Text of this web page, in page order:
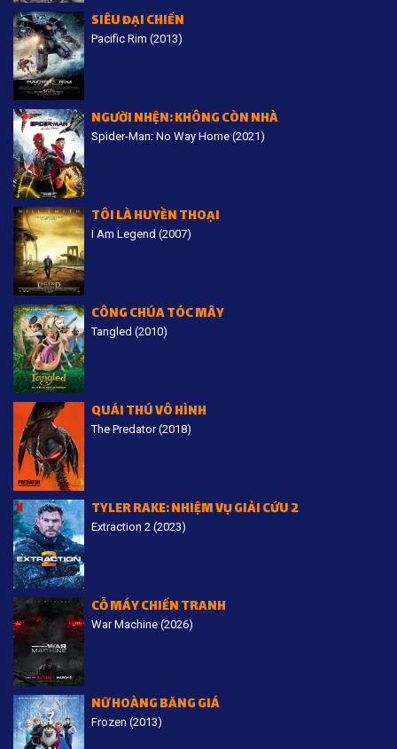
SIÊU ĐẠI CHIẾN
Pacific Rim (2013)
NGƯỜI NHỆN: KHÔNG CÒN NHÀ
Spider-Man: No Way Home (2021)
TÔI LÀ HUYỀN THOẠI
I Am Legend (2007)
CÔNG CHÚA TÓC MÂY
Tangled (2010)
QUÁI THÚ VÔ HÌNH
The Predator (2018)
TYLER RAKE: NHIỆM VỤ GIẢI CỨU 2
Extraction 2 (2023)
CỖ MÁY CHIẾN TRANH
War Machine (2026)
NỮ HOÀNG BĂNG GIÁ
Frozen (2013)